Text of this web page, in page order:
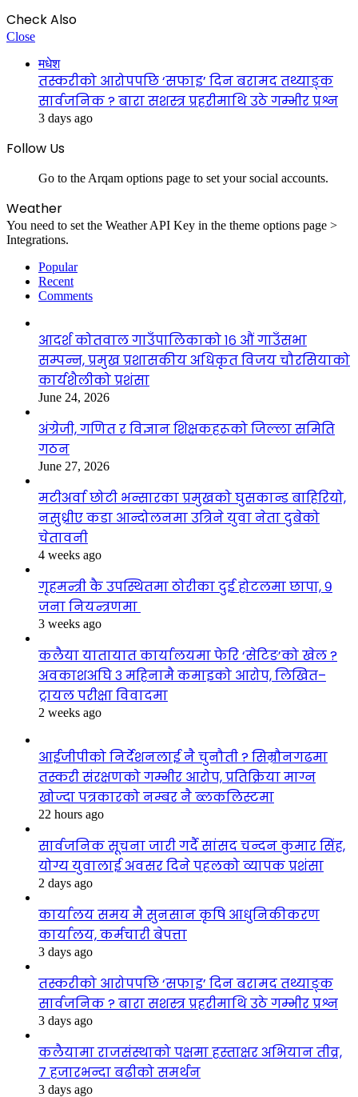
Check Also
Close
मधेश
तस्करीको आरोपपछि ‘सफाइ’ दिन बरामद तथ्याङ्क
सार्वजनिक ? बारा सशस्त्र प्रहरीमाथि उठे गम्भीर प्रश्न
3 days ago
Follow Us
Go to the Arqam options page to set your social accounts.
Weather
You need to set the Weather API Key in the theme options page >
Integrations.
Popular
Recent
Comments
आदर्श कोतवाल गाउँपालिकाको १६ औं गाउँसभा
सम्पन्न, प्रमुख प्रशासकीय अधिकृत विजय चौरसियाको
कार्यशैलीको प्रशंसा
June 24, 2026
अंग्रेजी, गणित र विज्ञान शिक्षकहरूको जिल्ला समिति
गठन
June 27, 2026
मटीअर्वा छोटी भन्सारका प्रमुखको घुसकान्ड बाहिरियो,
नसुध्रीए कडा आन्दोलनमा उत्रिने युवा नेता दुबेको
चेतावनी
4 weeks ago
गृहमन्त्री कै उपस्थितमा ठोरीका दुई होटलमा छापा, ९
जना नियन्त्रणमा
3 weeks ago
कलैया यातायात कार्यालयमा फेरि ‘सेटिङ’को खेल ?
अवकाशअघि ३ महिनामै कमाइको आरोप, लिखित–
ट्रायल परीक्षा विवादमा
2 weeks ago
आईजीपीको निर्देशनलाई नै चुनौती ? सिम्रौनगढमा
तस्करी संरक्षणको गम्भीर आरोप, प्रतिक्रिया माग्न
खोज्दा पत्रकारको नम्बर नै ब्लकलिस्टमा
22 hours ago
सार्वजनिक सूचना जारी गर्दै सांसद चन्दन कुमार सिंह,
योग्य युवालाई अवसर दिने पहलको व्यापक प्रशंसा
2 days ago
कार्यालय समय मै सुनसान कृषि आधुनिकीकरण
कार्यालय, कर्मचारी बेपत्ता
3 days ago
तस्करीको आरोपपछि ‘सफाइ’ दिन बरामद तथ्याङ्क
सार्वजनिक ? बारा सशस्त्र प्रहरीमाथि उठे गम्भीर प्रश्न
3 days ago
कलैयामा राजसंस्थाको पक्षमा हस्ताक्षर अभियान तीव्र,
७ हजारभन्दा बढीको समर्थन
3 days ago